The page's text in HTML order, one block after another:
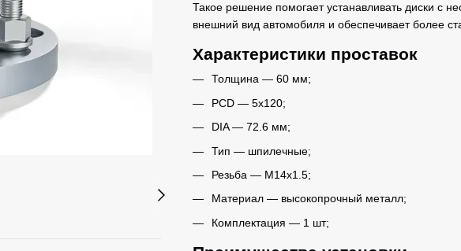
Такое решение помогает устанавливать диски с
внешний вид автомобиля и обеспечивает более
Характеристики проставок
Толщина — 60 мм;
PCD — 5x120;
DIA — 72.6 мм;
Тип — шпилечные;
Резьба — M14x1.5;
Материал — высокопрочный металл;
Комплектация — 1 шт;